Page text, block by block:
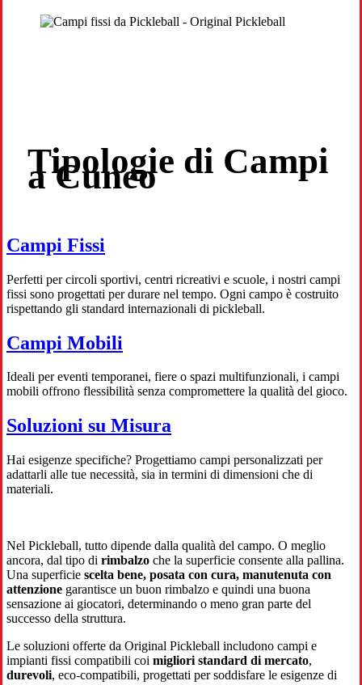
Tipologie di Campi
a Cuneo
Campi Fissi
Perfetti per circoli sportivi, centri ricreativi e scuole, i nostri campi
fissi sono progettati per durare nel tempo. Ogni campo è costruito
rispettando gli standard internazionali di pickleball.
Campi Mobili
Ideali per eventi temporanei, fiere o spazi multifunzionali, i campi
mobili offrono flessibilità senza compromettere la qualità del gioco.
Soluzioni su Misura
Hai esigenze specifiche? Progettiamo campi personalizzati per
adattarli alle tue necessità, sia in termini di dimensioni che di
materiali.
Nel Pickleball, tutto dipende dalla qualità del campo. O meglio
ancora, dal tipo di rimbalzo che la superficie consente alla pallina.
Una superficie scelta bene, posata con cura, manutenuta con
attenzione garantisce un buon rimbalzo e quindi una buona
sensazione ai giocatori, determinando o meno gran parte del
successo della struttura.
Le soluzioni offerte da Original Pickleball includono campi e
impianti fissi compatibili coi migliori standard di mercato,
durevoli, eco-compatibili, progettati per soddisfare le esigenze di